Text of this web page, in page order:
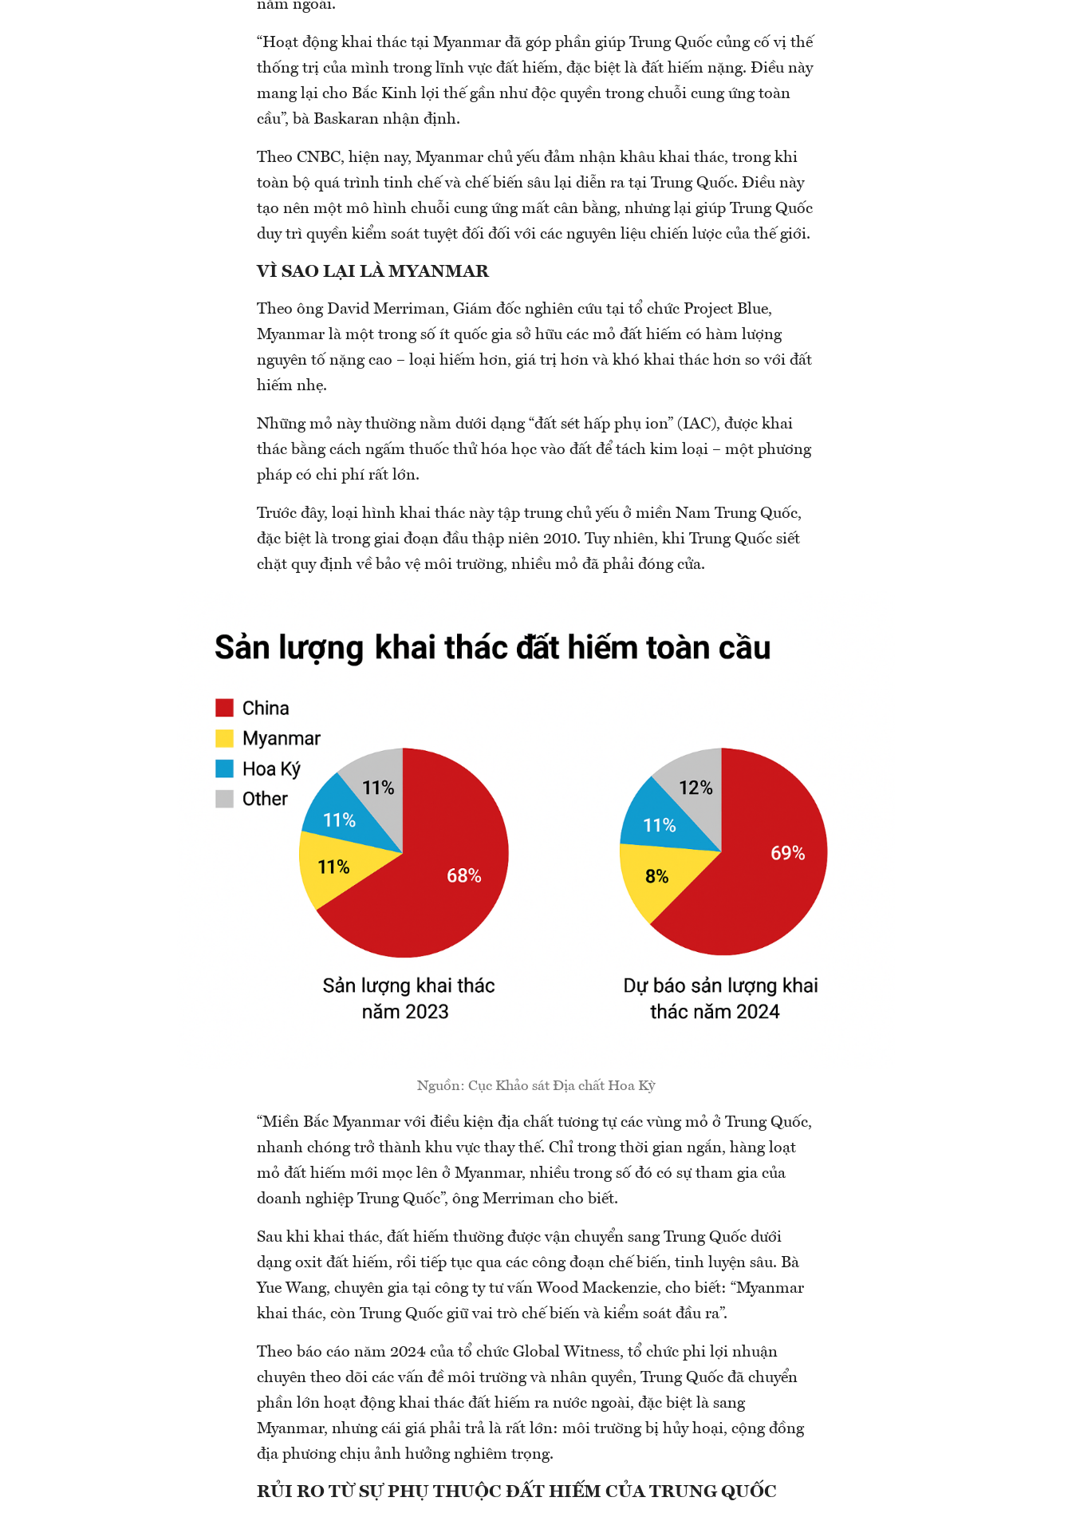
năm ngoái.
“Hoạt động khai thác tại Myanmar đã góp phần giúp Trung Quốc củng cố vị thế
thống trị của mình trong lĩnh vực đất hiếm, đặc biệt là đất hiếm nặng. Điều này
mang lại cho Bắc Kinh lợi thế gần như độc quyền trong chuỗi cung ứng toàn
cầu”, bà Baskaran nhận định.
Theo CNBC, hiện nay, Myanmar chủ yếu đảm nhận khâu khai thác, trong khi
toàn bộ quá trình tinh chế và chế biến sâu lại diễn ra tại Trung Quốc. Điều này
tạo nên một mô hình chuỗi cung ứng mất cân bằng, nhưng lại giúp Trung Quốc
duy trì quyền kiểm soát tuyệt đối đối với các nguyên liệu chiến lược của thế giới.
VÌ SAO LẠI LÀ MYANMAR
Theo ông David Merriman, Giám đốc nghiên cứu tại tổ chức Project Blue,
Myanmar là một trong số ít quốc gia sở hữu các mỏ đất hiếm có hàm lượng
nguyên tố nặng cao – loại hiếm hơn, giá trị hơn và khó khai thác hơn so với đất
hiếm nhẹ.
Những mỏ này thường nằm dưới dạng “đất sét hấp phụ ion” (IAC), được khai
thác bằng cách ngấm thuốc thử hóa học vào đất để tách kim loại – một phương
pháp có chi phí rất lớn.
Trước đây, loại hình khai thác này tập trung chủ yếu ở miền Nam Trung Quốc,
đặc biệt là trong giai đoạn đầu thập niên 2010. Tuy nhiên, khi Trung Quốc siết
chặt quy định về bảo vệ môi trường, nhiều mỏ đã phải đóng cửa.
Nguồn: Cục Khảo sát Địa chất Hoa Kỳ
“Miền Bắc Myanmar với điều kiện địa chất tương tự các vùng mỏ ở Trung Quốc,
nhanh chóng trở thành khu vực thay thế. Chỉ trong thời gian ngắn, hàng loạt
mỏ đất hiếm mới mọc lên ở Myanmar, nhiều trong số đó có sự tham gia của
doanh nghiệp Trung Quốc”, ông Merriman cho biết.
Sau khi khai thác, đất hiếm thường được vận chuyển sang Trung Quốc dưới
dạng oxit đất hiếm, rồi tiếp tục qua các công đoạn chế biến, tinh luyện sâu. Bà
Yue Wang, chuyên gia tại công ty tư vấn Wood Mackenzie, cho biết: “Myanmar
khai thác, còn Trung Quốc giữ vai trò chế biến và kiểm soát đầu ra”.
Theo báo cáo năm 2024 của tổ chức Global Witness, tổ chức phi lợi nhuận
chuyên theo dõi các vấn đề môi trường và nhân quyền, Trung Quốc đã chuyển
phần lớn hoạt động khai thác đất hiếm ra nước ngoài, đặc biệt là sang
Myanmar, nhưng cái giá phải trả là rất lớn: môi trường bị hủy hoại, cộng đồng
địa phương chịu ảnh hưởng nghiêm trọng.
RỦI RO TỪ SỰ PHỤ THUỘC ĐẤT HIẾM CỦA TRUNG QUỐC